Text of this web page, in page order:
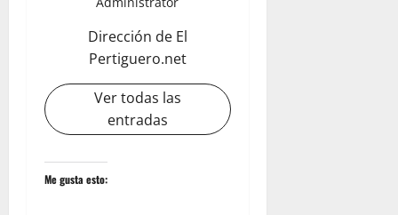
Dirección de El
Pertiguero.net
Ver todas las
entradas
Me gusta esto: